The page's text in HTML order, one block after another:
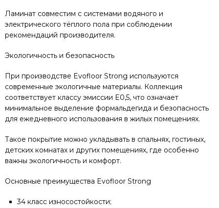
Ламинат совместим с системами водяного и
электрического тёплого пола при соблюдении
рекомендаций производителя.
Экологичность и безопасность
При производстве Evofloor Strong используются
современные экологичные материалы. Коллекция
соответствует классу эмиссии E0,5, что означает
минимальное выделение формальдегида и безопасность
для ежедневного использования в жилых помещениях.
Такое покрытие можно укладывать в спальнях, гостиных,
детских комнатах и других помещениях, где особенно
важны экологичность и комфорт.
Основные преимущества Evofloor Strong
34 класс износостойкости;